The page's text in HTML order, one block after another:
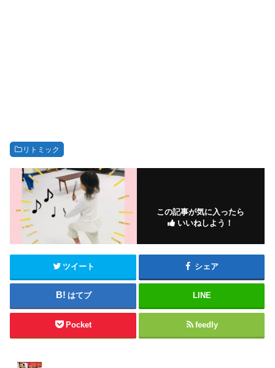
リトミック
この記事が気に入ったら
いいねしよう！
ツイート シェア
はてブ LINE
Pocket feedly